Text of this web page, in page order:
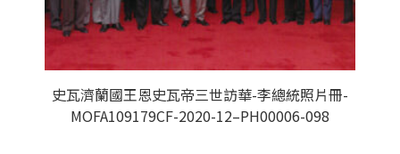
史瓦濟蘭國王恩史瓦帝三世訪華-李總統照片冊-
MOFA109179CF-2020-12–PH00006-098